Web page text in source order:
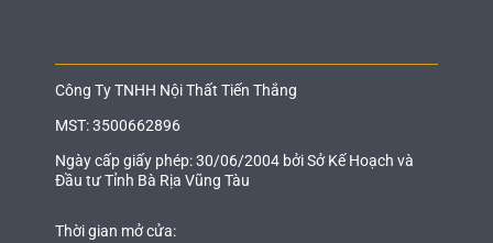
Công Ty TNHH Nội Thất Tiến Thắng
MST: 3500662896
Ngày cấp giấy phép: 30/06/2004 bởi Sở Kế Hoạch và
Đầu tư Tỉnh Bà Rịa Vũng Tàu
Thời gian mở cửa: